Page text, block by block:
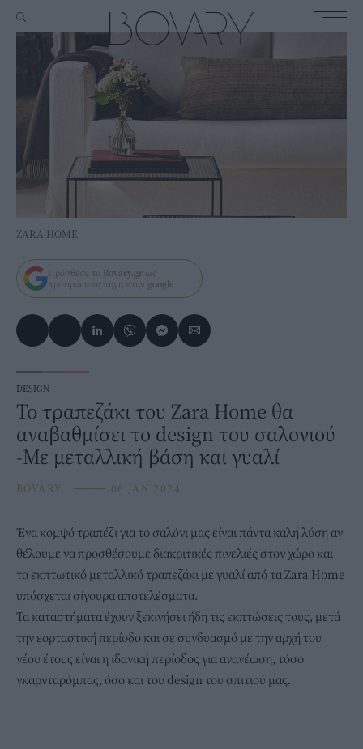
ZARA HOME
Πρόσθεσε το Bovary.gr ως
προτιμώμενη πηγή στην google
DESIGN
To τραπεζάκι του Zara Home θα
αναβαθμίσει το design του σαλονιού
-Με μεταλλική βάση και γυαλί
BOVARY ⸻ 06 JAN 2024
Ένα κομψότραπέζιγια το σαλόνι μας είναι πάντα καλή λύση αν
θέλουμε να προσθέσουμε διακριτικές πινελιές στον χώρο και
το εκπτωτικό μεταλλικό τραπεζάκι με γυαλί από τα Zara Home
υπόσχεται σίγουρα αποτελέσματα.
Τα καταστήματα έχουν ξεκινήσει ήδη τις εκπτώσεις τους, μετά
την εορταστική περίοδο και σε συνδυασμό με την αρχή του
νέου έτους είναι η ιδανική περίοδος για ανανέωση, τόσο
γκαρνταρόμπας, όσο και του design του σπιτιού μας.